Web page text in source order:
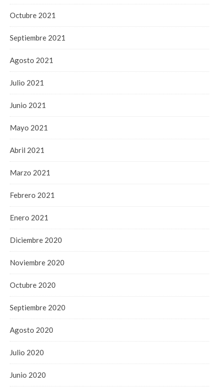
Octubre 2021
Septiembre 2021
Agosto 2021
Julio 2021
Junio 2021
Mayo 2021
Abril 2021
Marzo 2021
Febrero 2021
Enero 2021
Diciembre 2020
Noviembre 2020
Octubre 2020
Septiembre 2020
Agosto 2020
Julio 2020
Junio 2020